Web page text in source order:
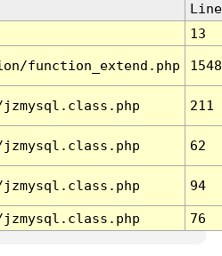
Line
13
function_extend.php 1548
211
62
94
76